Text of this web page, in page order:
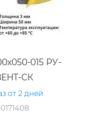
015 РУ-
СК
от 2 дней